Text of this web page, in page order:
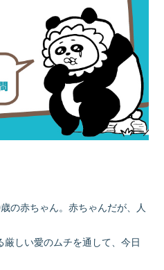
の赤ちゃん。赤ちゃんだが、人
しい愛のムチを通して、今日